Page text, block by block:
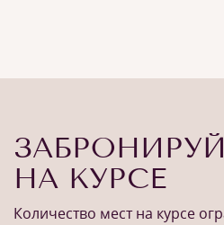
НА КУРСЕ
Количество мест на курсе